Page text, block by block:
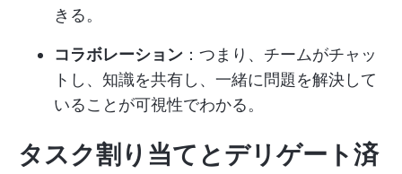
きる。
コラボレーション ：つまり、チームがチャッ
トし、知識を共有し、一緒に問題を解決して
いることが可視性でわかる。
タスク割り当てとデリゲート済